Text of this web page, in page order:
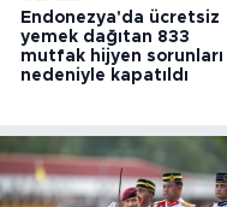
Endonezya'da ücretsiz
yemek dağıtan 833
mutfak hijyen sorunları
nedeniyle kapatıldı